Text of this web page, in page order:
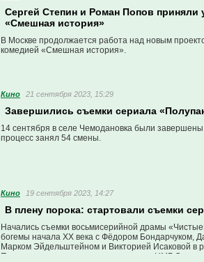
Сергей Степин и Роман Попов приняли
«Смешная история»
В Москве продолжается работа над новым
комедией «Смешная история».
Кино 21 сентября 2023, 15:29
Завершились съемки сериала
14 сентября в селе Чемодановка были
процесс занял 54 смены.
Кино 19 сентября 2023, 14:27
В плену порока: стартовали съемки
Начались съемки восьмисерийной драмы
богемы начала ХХ века с Фёдором Бондарчуком,
Марком Эйдельштейном и Викторией Исаковой в
Производством сериала занимается «НМГ